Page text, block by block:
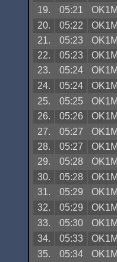
19.
05:21
20.
05:22
21.
05:23
22.
05:23
23.
05:24
24.
05:24
25.
05:25
26.
05:26
27.
05:27
28.
05:27
29.
05:28
30.
05:28
31.
05:29
32.
05:29
33.
05:30
34.
05:33
35.
05:34